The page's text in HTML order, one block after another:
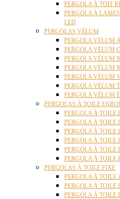
PERGOLA À TOIT
PERGOLA À
LED
PERGOLAS VÉLUM
PERGOLA VÉLUM
PERGOLA VÉLUM
PERGOLA VÉLUM
PERGOLA VÉLUM
PERGOLA VÉLUM
PERGOLA VÉLUM
PERGOLA VÉLUM
PERGOLAS À TOILE
PERGOLA À TOILE
PERGOLA À TOILE
PERGOLA À TOILE
PERGOLA À TOILE
PERGOLA À TOILE
PERGOLA À TOILE
PERGOLAS À TOILE FIXE
PERGOLA À TOILE
PERGOLA À TOILE
PERGOLA À TOILE